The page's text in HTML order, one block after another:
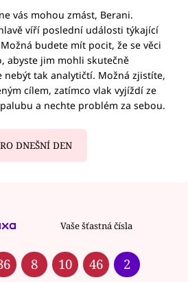
vás mohou zmást, Berani.
víří poslední události týkající
budete mít pocit, že se věci
abyste jim mohli skutečně
nebýt tak analytičtí. Možná zjistíte,
cílem, zatímco vlak vyjíždí ze
a nechte problém za sebou.
DNEŠNÍ DEN
Vaše šťastná čísla
8 10 46 2